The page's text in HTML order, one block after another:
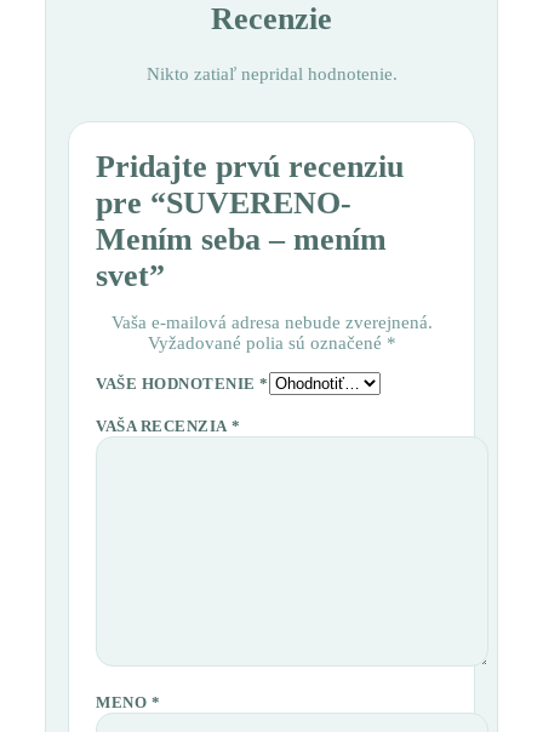
Recenzie
Nikto zatiaľ nepridal hodnotenie.
Pridajte prvú recenziu
pre “SUVERENO-
Mením seba – mením
svet”
Vaša e-mailová adresa nebude zverejnená.
Vyžadované polia sú označené *
VAŠE HODNOTENIE *
VAŠA RECENZIA *
MENO *